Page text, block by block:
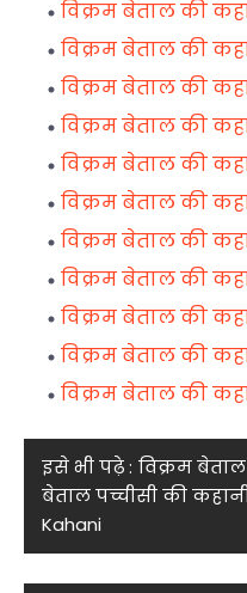
विक्रम बेताल की
विक्रम बेताल की
विक्रम बेताल की
विक्रम बेताल की
विक्रम बेताल की
विक्रम बेताल की
विक्रम बेताल की
विक्रम बेताल की
विक्रम बेताल की
विक्रम बेताल की
विक्रम बेताल की
इसे भी पढ़े : विक्रम
बेताल पच्चीसी की
Kahani